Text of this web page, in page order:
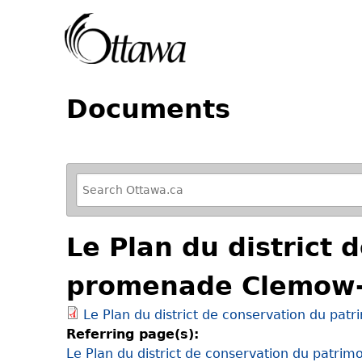
Documents
R
e
f
n
e
y
o
u
r
Le Plan du district
promenade
Le Plan du district de conservation du
Referring page(s):
Le Plan du district de conservation du